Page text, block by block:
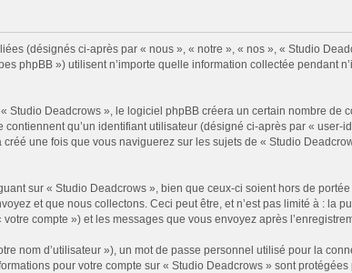
(désignés ci-après par « nous », « notre », « nos », « Studio
phpBB ») utilisent n’importe quelle information collectée pendant
Deadcrows », le logiciel phpBB créera un certain nombre de
qu’un identifiant utilisateur (désigné ci-après par «
une fois que vous naviguerez sur les sujets de « Studio
sur « Studio Deadcrows », bien que ceux-ci soient hors de
et que nous collectons. Ceci peut être, et n’est pas limité à : la
compte ») et les messages que vous envoyez après
nom d’utilisateur »), un mot de passe personnel utilisé pour la
pour votre compte sur « Studio Deadcrows » sont